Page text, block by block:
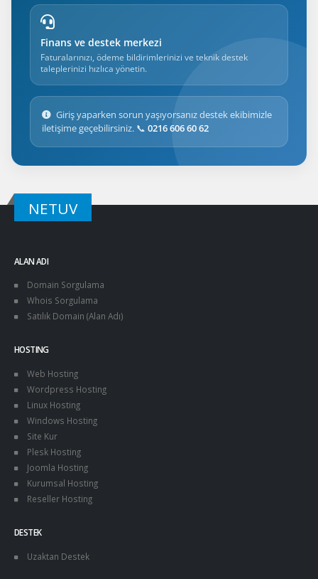
Finans ve destek merkezi
Faturalarınızı, ödeme bildirimlerinizi ve teknik destek
taleplerinizi hızlıca yönetin.
Giriş yaparken sorun yaşıyorsanız destek ekibimizle
iletişime geçebilirsiniz. 📞 0216 606 60 62